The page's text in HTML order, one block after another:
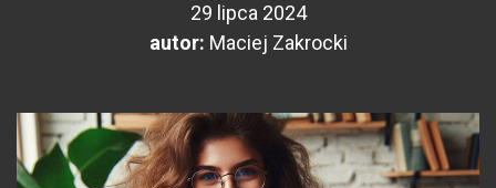
29 lipca 2024
autor: Maciej Zakrocki